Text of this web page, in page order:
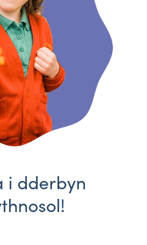
i dderbyn